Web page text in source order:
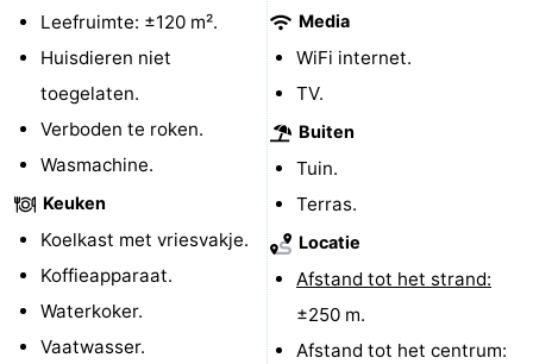
Schouwen-
Duiveland
-
Renesse
-
Brouwershaven
-
Bruinisse
Zierikzee
-
Natuur
Leefruimte: ±120 m².
Huisdieren niet
toegelaten.
Verboden te roken.
Wasmachine.
Keuken
Koelkast met vriesvakje.
Koffieapparaat.
Waterkoker.
Vaatwasser.
Media
WiFi internet.
TV.
Buiten
Tuin.
Terras.
Locatie
Afstand tot het strand:
±250 m.
Afstand tot het centrum: